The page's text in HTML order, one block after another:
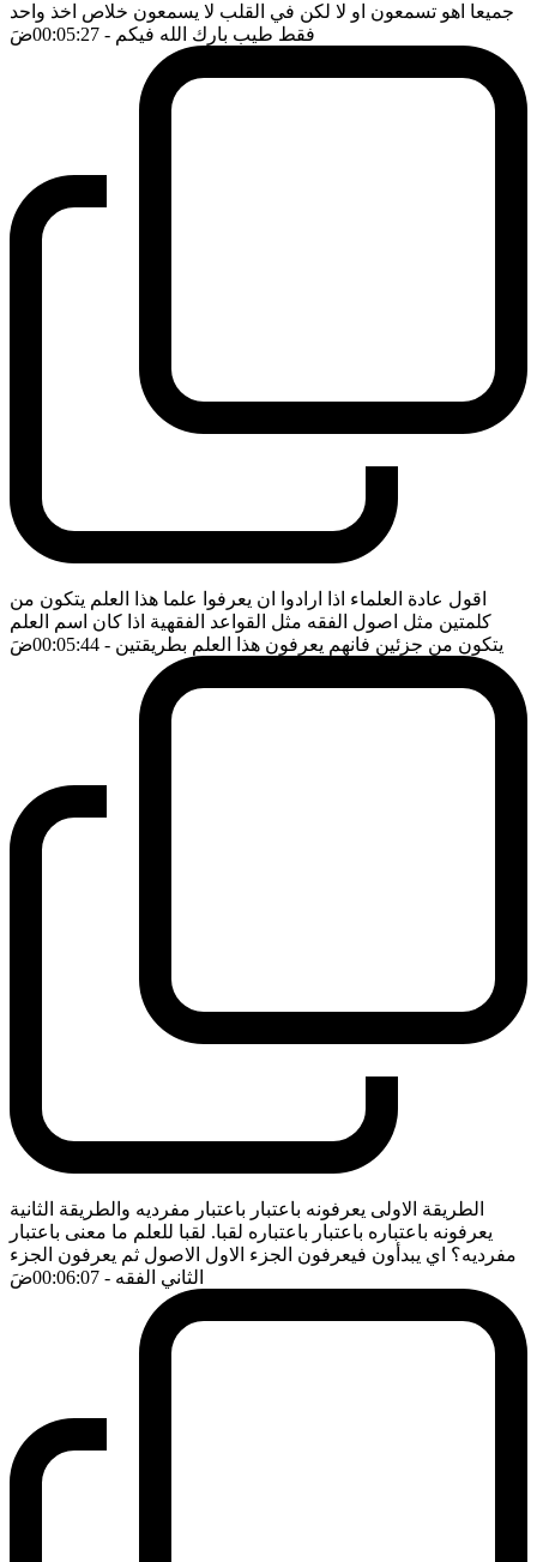
جميعا اهو تسمعون او لا لكن في القلب لا يسمعون خلاص اخذ واحد
فقط طيب بارك الله فيكم - 00:05:27 ضَ
اقول عادة العلماء اذا ارادوا ان يعرفوا علما هذا العلم يتكون من
كلمتين مثل اصول الفقه مثل القواعد الفقهية اذا كان اسم العلم
يتكون من جزئين فانهم يعرفون هذا العلم بطريقتين - 00:05:44 ضَ
الطريقة الاولى يعرفونه باعتبار باعتبار مفرديه والطريقة الثانية
يعرفونه باعتباره باعتبار باعتباره لقبا. لقبا للعلم ما معنى باعتبار
مفرديه؟ اي يبدأون فيعرفون الجزء الاول الاصول ثم يعرفون الجزء
الثاني الفقه - 00:06:07 ضَ